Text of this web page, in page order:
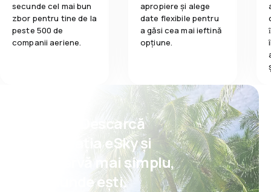
secunde cel mai bun
zbor pentru tine de la
peste 500 de
companii aeriene.
apropiere și alege
date flexibile pentru
a găsi cea mai ieftină
opțiune.
Psst! Descarcă
aplicația eSky și
rezervă mai simplu,
oriunde ești.